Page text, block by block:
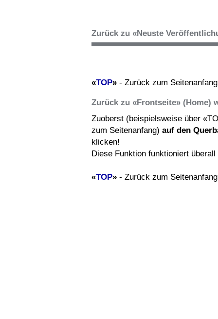
Zurück zu «Neuste
«TOP» - Zurück zum Seitenanfang
Zurück zu «Frontseite» (Home)
Zuoberst (beispielsweise über
zum Seitenanfang) auf den
klicken!
Diese Funktion funktioniert überall
«TOP» - Zurück zum Seitenanfang